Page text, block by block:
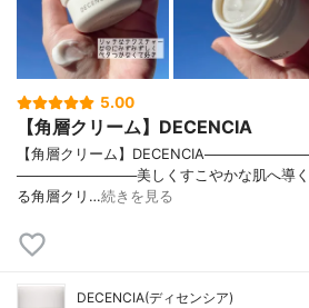
5.00
【角層クリーム】DECENCIA
【角層クリーム】
────────────美しくすこやかな肌へ導く
る角層クリ…続きを見る
DECENCIA(ディセンシア)